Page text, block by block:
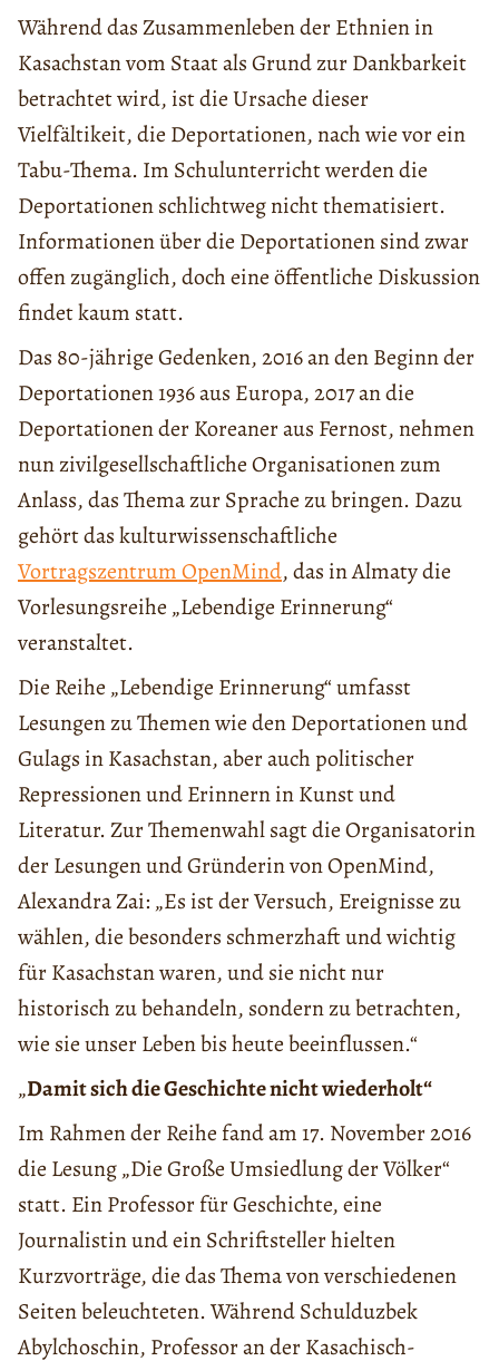
Während das Zusammenleben der Ethnien in
Kasachstan vom Staat als Grund zur Dankbarkeit
betrachtet wird, ist die Ursache dieser
Vielfältikeit, die Deportationen, nach wie vor ein
Tabu-Thema. Im Schulunterricht werden die
Deportationen schlichtweg nicht thematisiert.
Informationen über die Deportationen sind zwar
offen zugänglich, doch eine öffentliche Diskussion
findet kaum statt.
Das 80-jährige Gedenken, 2016 an den Beginn der
Deportationen 1936 aus Europa, 2017 an die
Deportationen der Koreaner aus Fernost, nehmen
nun zivilgesellschaftliche Organisationen zum
Anlass, das Thema zur Sprache zu bringen. Dazu
gehört das kulturwissenschaftliche
Vortragszentrum OpenMind, das in Almaty die
Vorlesungsreihe „Lebendige Erinnerung“
veranstaltet.
Die Reihe „Lebendige Erinnerung“ umfasst
Lesungen zu Themen wie den Deportationen und
Gulags in Kasachstan, aber auch politischer
Repressionen und Erinnern in Kunst und
Literatur. Zur Themenwahl sagt die Organisatorin
der Lesungen und Gründerin von OpenMind,
Alexandra Zai: „Es ist der Versuch, Ereignisse zu
wählen, die besonders schmerzhaft und wichtig
für Kasachstan waren, und sie nicht nur
historisch zu behandeln, sondern zu betrachten,
wie sie unser Leben bis heute beeinflussen.“
„Damit sich die Geschichte nicht wiederholt“
Im Rahmen der Reihe fand am 17. November 2016
die Lesung „Die Große Umsiedlung der Völker“
statt. Ein Professor für Geschichte, eine
Journalistin und ein Schriftsteller hielten
Kurzvorträge, die das Thema von verschiedenen
Seiten beleuchteten. Während Schulduzbek
Abylchoschin, Professor an der Kasachisch-